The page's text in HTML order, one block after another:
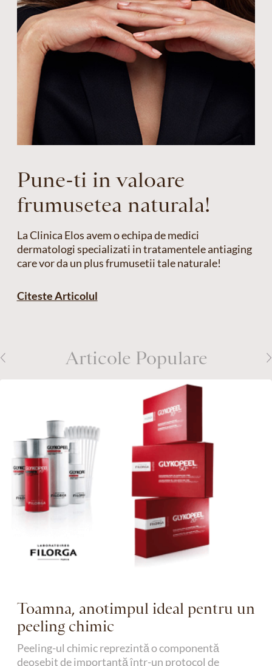
Pune-ti in valoare
frumusetea naturala!
La Clinica Elos avem o echipa de medici
dermatologi specializati in tratamentele antiaging
care vor da un plus frumusetii tale naturale!
Citeste Articolul
Articole Populare
Toamna, anotimpul ideal pentru un
peeling chimic
Peeling-ul chimic reprezintă o componentă
deosebit de importantă într-un protocol de